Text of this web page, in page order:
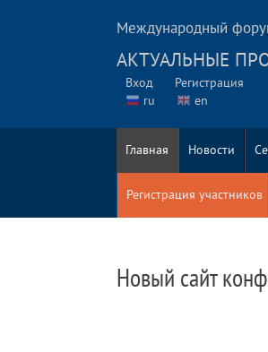
Международный
АКТУАЛЬНЫЕ
Вход
Регистрация
ru
en
Главная Новости
Регистрация участников
Новый сайт